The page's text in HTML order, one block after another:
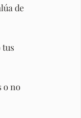
de
tus
o no